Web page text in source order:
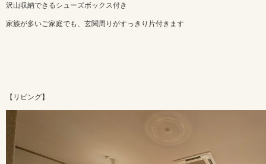
沢山収納できるシューズボックス付き
家族が多いご家庭でも、玄関周りがすっきり片付きます
【リビング】